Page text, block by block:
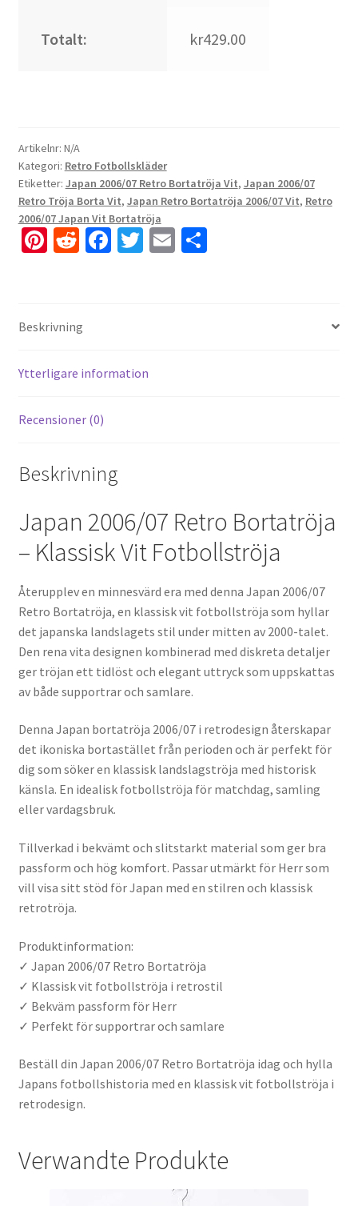
Totalt: kr429.00
Artikelnr: N/A
Kategori: Retro Fotbollskläder
Etiketter: Japan 2006/07 Retro Bortatröja Vit, Japan 2006/07
Retro Tröja Borta Vit, Japan Retro Bortatröja 2006/07 Vit, Retro
2006/07 Japan Vit Bortatröja
Pi
es
R
di
t
Fa
k
T E D
Beskrivning
Ytterligare information
Recensioner (0)
Beskrivning
Japan 2006/07 Retro Bortatröja
– Klassisk Vit Fotbollströja
Återupplev en minnesvärd era med denna Japan 2006/07
Retro Bortatröja, en klassisk vit fotbollströja som hyllar
det japanska landslagets stil under mitten av 2000-talet.
Den rena vita designen kombinerad med diskreta detaljer
ger tröjan ett tidlöst och elegant uttryck som uppskattas
av både supportrar och samlare.
Denna Japan bortatröja 2006/07 i retrodesign återskapar
det ikoniska bortastället från perioden och är perfekt för
dig som söker en klassisk landslagströja med historisk
känsla. En idealisk fotbollströja för matchdag, samling
eller vardagsbruk.
Tillverkad i bekvämt och slitstarkt material som ger bra
passform och hög komfort. Passar utmärkt för Herr som
vill visa sitt stöd för Japan med en stilren och klassisk
retrotröja.
Produktinformation:
✓ Japan 2006/07 Retro Bortatröja
✓ Klassisk vit fotbollströja i retrostil
✓ Bekväm passform för Herr
✓ Perfekt för supportrar och samlare
Beställ din Japan 2006/07 Retro Bortatröja idag och hylla
Japans fotbollshistoria med en klassisk vit fotbollströja i
retrodesign.
Verwandte Produkte